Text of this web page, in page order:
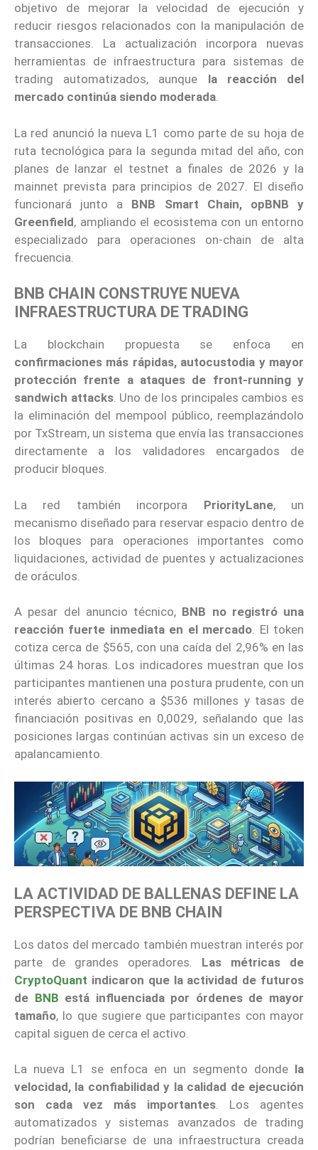
objetivo de mejorar la velocidad de ejecución y
reducir riesgos relacionados con la manipulación de
transacciones. La actualización incorpora nuevas
herramientas de infraestructura para sistemas de
trading automatizados, aunque la reacción del
mercado continúa siendo moderada.
La red anunció la nueva L1 como parte de su hoja de
ruta tecnológica para la segunda mitad del año, con
planes de lanzar el testnet a finales de 2026 y la
mainnet prevista para principios de 2027. El diseño
funcionará junto a BNB Smart Chain, opBNB y
Greenfield, ampliando el ecosistema con un entorno
especializado para operaciones on-chain de alta
frecuencia.
BNB CHAIN CONSTRUYE NUEVA
INFRAESTRUCTURA DE TRADING
La blockchain propuesta se enfoca en
confirmaciones más rápidas, autocustodia y mayor
protección frente a ataques de front-running y
sandwich attacks. Uno de los principales cambios es
la eliminación del mempool público, reemplazándolo
por TxStream, un sistema que envía las transacciones
directamente a los validadores encargados de
producir bloques.
La red también incorpora PriorityLane, un
mecanismo diseñado para reservar espacio dentro de
los bloques para operaciones importantes como
liquidaciones, actividad de puentes y actualizaciones
de oráculos.
A pesar del anuncio técnico, BNB no registró una
reacción fuerte inmediata en el mercado. El token
cotiza cerca de $565, con una caída del 2,96% en las
últimas 24 horas. Los indicadores muestran que los
participantes mantienen una postura prudente, con un
interés abierto cercano a $536 millones y tasas de
financiación positivas en 0,0029, señalando que las
posiciones largas continúan activas sin un exceso de
apalancamiento.
LA ACTIVIDAD DE BALLENAS DEFINE LA
PERSPECTIVA DE BNB CHAIN
Los datos del mercado también muestran interés por
parte de grandes operadores. Las métricas de
CryptoQuant indicaron que la actividad de futuros
de BNB está influenciada por órdenes de mayor
tamaño, lo que sugiere que participantes con mayor
capital siguen de cerca el activo.
La nueva L1 se enfoca en un segmento donde la
velocidad, la confiabilidad y la calidad de ejecución
son cada vez más importantes. Los agentes
automatizados y sistemas avanzados de trading
podrían beneficiarse de una infraestructura creada